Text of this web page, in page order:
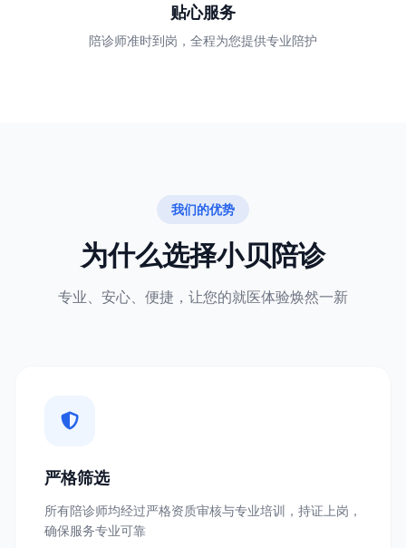
贴心服务
陪诊师准时到岗，全程为您提供专业陪护
我们的优势
为什么选择小贝陪诊
专业、安心、便捷，让您的就医体验焕然一新
严格筛选
所有陪诊师均经过严格资质审核与专业培训，持证上岗，
确保服务专业可靠